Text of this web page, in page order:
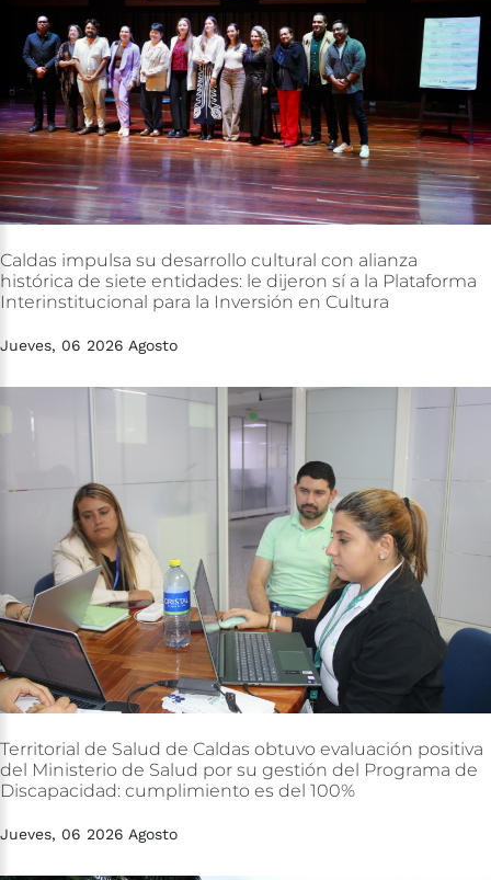
Caldas impulsa su desarrollo cultural con alianza
histórica de siete entidades: le dijeron sí a la Plataforma
Interinstitucional para la Inversión en Cultura
Jueves, 06 2026 Agosto
Territorial de Salud de Caldas obtuvo evaluación positiva
del Ministerio de Salud por su gestión del Programa de
Discapacidad: cumplimiento es del 100%
Jueves, 06 2026 Agosto